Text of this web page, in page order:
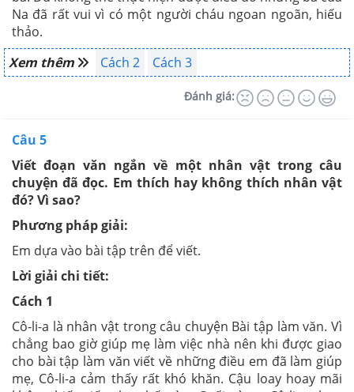
Na đã rất vui vì có một người cháu ngoan ngoãn, hiếu
thảo.
Xem thêm
Cách 2 Cách 3
Đánh giá:
Câu 5
Viết đoạn văn ngắn về một nhân vật trong câu
chuyện đã đọc. Em thích hay không thích nhân vật
đó? Vì sao?
Phương pháp giải:
Em dựa vào bài tập trên để viết.
Lời giải chi tiết:
Cách 1
Cô-li-a là nhân vật trong câu chuyện Bài tập làm văn. Vì
chẳng bao giờ giúp mẹ làm việc nhà nên khi được giao
cho bài tập làm văn viết về những điều em đã làm giúp
mẹ, Cô-li-a cảm thấy rất khó khăn. Cậu loay hoay mãi